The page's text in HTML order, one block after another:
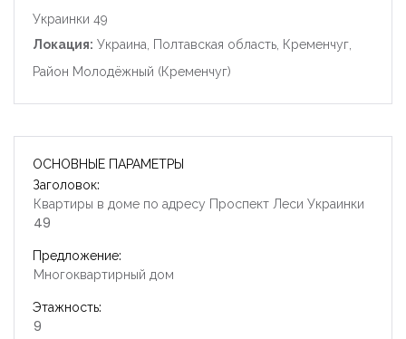
Украинки 49
Локация: Украина, Полтавская область, Кременчуг,
Район Молодёжный (Кременчуг)
ОСНОВНЫЕ ПАРАМЕТРЫ
Заголовок:
Квартиры в доме по адресу Проспект Леси Украинки
49
Предложение:
Многоквартирный дом
Этажность:
9